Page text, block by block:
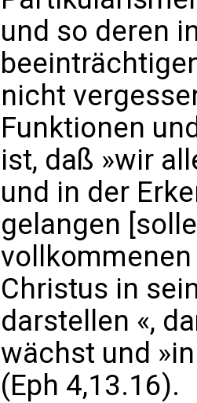
und so deren
nicht
Funktionen
ist, daß »wir
und in der
gelangen
Christus in
darstellen «,
wächst und
(Eph 4,13.16).